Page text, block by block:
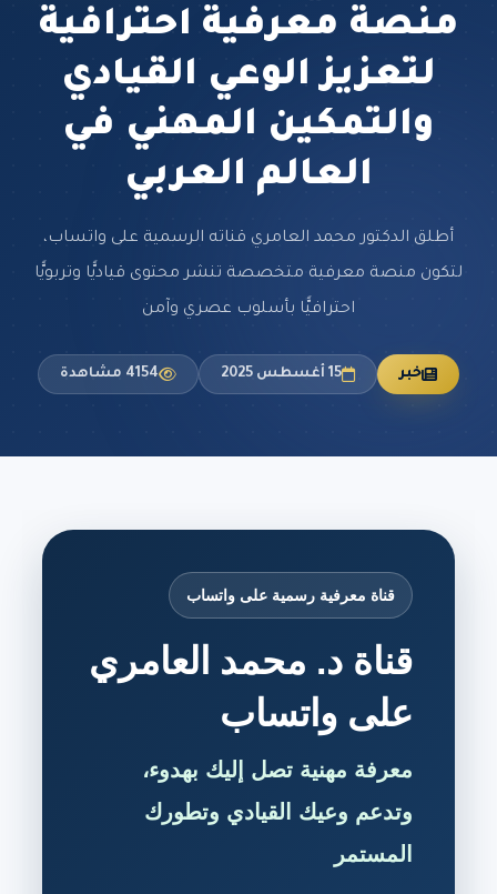
منصة معرفية احترافية
لتعزيز الوعي القيادي
والتمكين المهني في
العالم العربي
أطلق الدكتور محمد العامري قناته الرسمية على واتساب،
لتكون منصة معرفية متخصصة تنشر محتوى قياديًّا وتربويًّا
احترافيًّا بأسلوب عصري وآمن
خبر 15 أغسطس 2025 4154 مشاهدة
قناة معرفية رسمية على واتساب
قناة د. محمد العامري
على واتساب
معرفة مهنية تصل إليك بهدوء،
وتدعم وعيك القيادي وتطورك
المستمر